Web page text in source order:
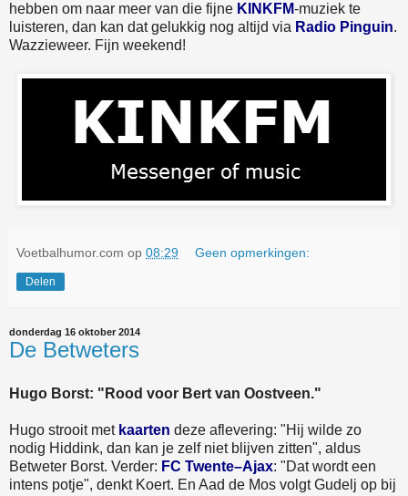
hebben om naar meer van die fijne KINKFM-muziek te
luisteren, dan kan dat gelukkig nog altijd via Radio Pinguin.
Wazzieweer. Fijn weekend!
Voetbalhumor.com op 08:29 Geen opmerkingen:
Delen
donderdag 16 oktober 2014
De Betweters
Hugo Borst: "Rood voor Bert van Oostveen."
Hugo strooit met kaarten deze aflevering: "Hij wilde zo
nodig Hiddink, dan kan je zelf niet blijven zitten", aldus
Betweter Borst. Verder: FC Twente–Ajax: "Dat wordt een
intens potje", denkt Koert. En Aad de Mos volgt Gudelj op bij